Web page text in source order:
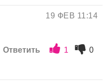
19 ФЕВ 11:14
Ответить 1
0